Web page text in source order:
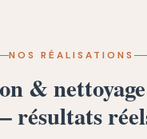
NOS RÉALISATIONS
&
résultats